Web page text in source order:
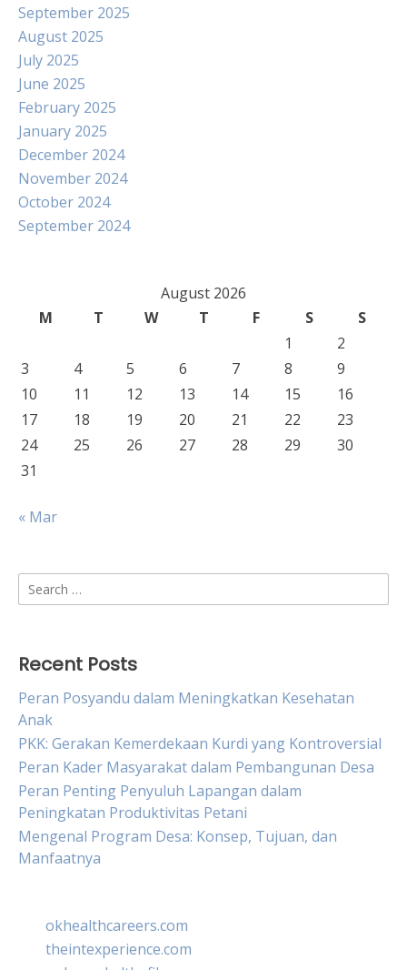
September 2025
August 2025
July 2025
June 2025
February 2025
January 2025
December 2024
November 2024
October 2024
September 2024
August 2026
M
T W T F S
S
1
2
3
4 5 6 7 8
9
10
11 12 13 14 15
16
17
18 19 20 21 22
23
24
25 26 27 28 29
30
31
« Mar
Search
for:
Recent Posts
Peran Posyandu dalam Meningkatkan Kesehatan
Anak
PKK: Gerakan Kemerdekaan Kurdi yang Kontroversial
Peran Kader Masyarakat dalam Pembangunan Desa
Peran Penting Penyuluh Lapangan dalam
Peningkatan Produktivitas Petani
Mengenal Program Desa: Konsep, Tujuan, dan
Manfaatnya
okhealthcareers.com
theintexperience.com